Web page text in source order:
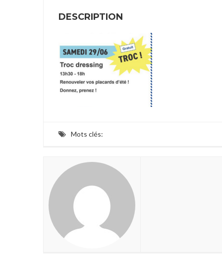
DESCRIPTION
Mots clés: